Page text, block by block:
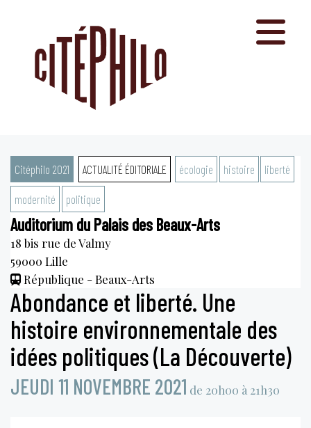
Citéphilo 2021 ACTUALITÉ ÉDITORIALE écologie histoire liberté
modernité politique
Auditorium du Palais des Beaux-Arts
18 bis rue de Valmy
59000 Lille
République - Beaux-Arts
Abondance et liberté. Une
histoire environnementale des
idées politiques (La Découverte)
JEUDI 11 NOVEMBRE 2021 de 20h00 à 21h30